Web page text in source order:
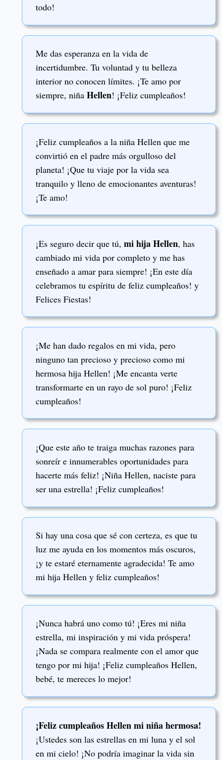
todo!
Me das esperanza en la vida de
incertidumbre. Tu voluntad y tu belleza
interior no conocen límites. ¡Te amo por
siempre, niña Hellen! ¡Feliz cumpleaños!
¡Feliz cumpleaños a la niña Hellen que me
convirtió en el padre más orgulloso del
planeta! ¡Que tu viaje por la vida sea
tranquilo y lleno de emocionantes aventuras!
¡Te amo!
¡Es seguro decir que tú, mi hija Hellen, has
cambiado mi vida por completo y me has
enseñado a amar para siempre! ¡En este día
celebramos tu espíritu de feliz cumpleaños! y
Felices Fiestas!
¡Me han dado regalos en mi vida, pero
ninguno tan precioso y precioso como mi
hermosa hija Hellen! ¡Me encanta verte
transformarte en un rayo de sol puro! ¡Feliz
cumpleaños!
¡Que este año te traiga muchas razones para
sonreír e innumerables oportunidades para
hacerte más feliz! ¡Niña Hellen, naciste para
ser una estrella! ¡Feliz cumpleaños!
Si hay una cosa que sé con certeza, es que tu
luz me ayuda en los momentos más oscuros,
¡y te estaré eternamente agradecida! Te amo
mi hija Hellen y feliz cumpleaños!
¡Nunca habrá uno como tú! ¡Eres mi niña
estrella, mi inspiración y mi vida próspera!
¡Nada se compara realmente con el amor que
tengo por mi hija! ¡Feliz cumpleaños Hellen,
bebé, te mereces lo mejor!
¡Feliz cumpleaños Hellen mi niña hermosa!
¡Ustedes son las estrellas en mi luna y el sol
en mi cielo! ¡No podría imaginar la vida sin